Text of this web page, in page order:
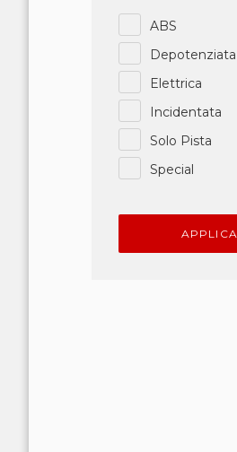
ABS
Depotenziata
Elettrica
Incidentata
Solo Pista
Special
APPLICA